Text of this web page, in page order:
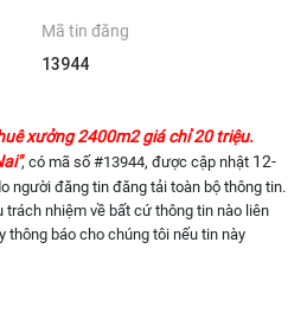
Mã tin đăng
13944
xưởng 2400m2 giá chỉ 20 triệu.
, có mã số #13944, được cập nhật 12-
người đăng tin đăng tải toàn bộ thông tin.
trách nhiệm về bất cứ thông tin nào liên
thông báo cho chúng tôi nếu tin này